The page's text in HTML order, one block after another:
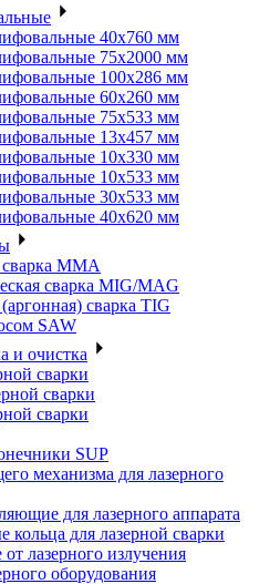
40х760 мм
75х2000 мм
100х286 мм
60х260 мм
75х533 мм
13х457 мм
10х330 мм
10х533 мм
30х533 мм
40х620 мм
MMA
сварка MIG/MAG
сварка TIG
SAW
и очистка
сварки
сварки
сварки
SUP
механизма для лазерного
для лазерного аппарата
кольца для лазерной сварки
лазерного излучения
оборудования